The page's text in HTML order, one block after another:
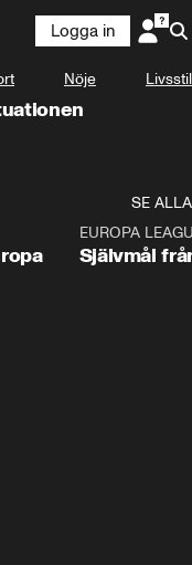
Logga in
Nöje Livsstil
SE ALLA
EUROPA
Självmål